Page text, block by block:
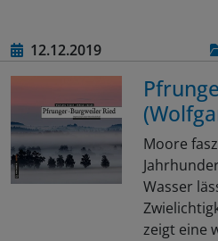
12.12.2019
Moore
Wasser
zeigt eine